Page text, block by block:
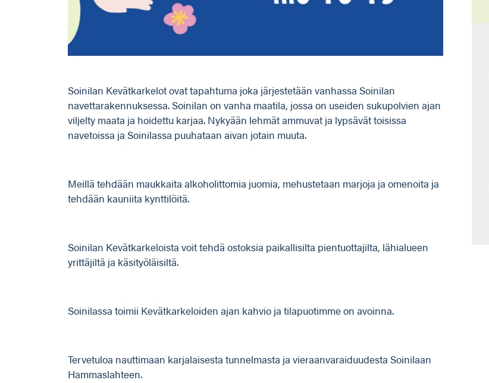
Soinilan Kevätkarkelot ovat tapahtuma joka järjestetään vanhassa Soinilan
navettarakennuksessa. Soinilan on vanha maatila, jossa on useiden sukupolvien ajan
viljelty maata ja hoidettu karjaa. Nykyään lehmät ammuvat ja lypsävät toisissa
navetoissa ja Soinilassa puuhataan aivan jotain muuta.
Meillä tehdään maukkaita alkoholittomia juomia, mehustetaan marjoja ja omenoita ja
tehdään kauniita kynttilöitä.
Soinilan Kevätkarkeloista voit tehdä ostoksia paikallisilta pientuottajilta, lähialueen
yrittäjiltä ja käsityöläisiltä.
Soinilassa toimii Kevätkarkeloiden ajan kahvio ja tilapuotimme on avoinna.
Tervetuloa nauttimaan karjalaisesta tunnelmasta ja vieraanvaraiduudesta Soinilaan
Hammaslahteen.